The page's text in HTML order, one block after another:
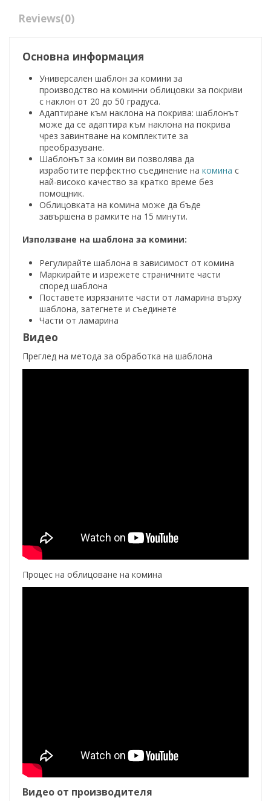
Reviews(0)
Основна информация
Универсален шаблон за комини за
производство на коминни облицовки за покриви
с наклон от 20 до 50 градуса.
Адаптиране към наклона на покрива: шаблонът
може да се адаптира към наклона на покрива
чрез завинтване на комплектите за
преобразуване.
Шаблонът за комин ви позволява да
изработите перфектно съединение на комина с
най-високо качество за кратко време без
помощник.
Облицовката на комина може да бъде
завършена в рамките на 15 минути.
Използване на шаблона за комини:
Регулирайте шаблона в зависимост от комина
Маркирайте и изрежете страничните части
според шаблона
Поставете изрязаните части от ламарина върху
шаблона, затегнете и съединете
Части от ламарина
Видео
Преглед на метода за обработка на шаблона
Процес на облицоване на комина
Видео от производителя